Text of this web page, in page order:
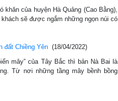
khăn của huyện Hà Quảng (Cao Bằng),
sẽ được ngắm những ngọn núi có
đất Chiềng Yên (18/04/2022)
mây” của Tây Bắc thì bản Nà Bai là
Từ nơi những tầng mây bềnh bồng